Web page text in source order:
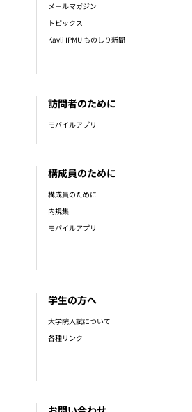
メールマガジン
トピックス
Kavli IPMU ものしり新聞
訪問者のために
モバイルアプリ
構成員のために
構成員のために
内規集
モバイルアプリ
学生の方へ
大学院入試について
各種リンク